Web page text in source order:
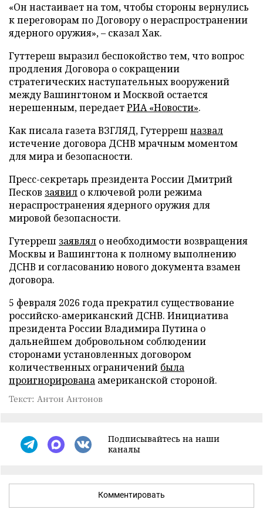
«Он настаивает на том, чтобы стороны вернулись
к переговорам по Договору о нераспространении
ядерного оружия», – сказал Хак.
Гуттереш выразил беспокойство тем, что вопрос
продления Договора о сокращении
стратегических наступательных вооружений
между Вашингтоном и Москвой остается
нерешенным, передаетРИА «Новости».
Как писала газета ВЗГЛЯД, Гутерреш назвал
истечение договора ДСНВ мрачным моментом
для мира и безопасности.
Пресс-секретарь президента России Дмитрий
Песков заявил о ключевой роли режима
нераспространения ядерного оружия для
мировой безопасности.
Гутерреш заявлял о необходимости возвращения
Москвы и Вашингтона к полному выполнению
ДСНВ и согласованию нового документа взамен
договора.
5 февраля 2026 года прекратил существование
российско-американский ДСНВ. Инициатива
президента России Владимира Путина о
дальнейшем добровольном соблюдении
сторонами установленных договором
количественных ограничений была
проигнорирована американской стороной.
Текст: Антон Антонов
Подписывайтесь на наши
каналы
Комментировать